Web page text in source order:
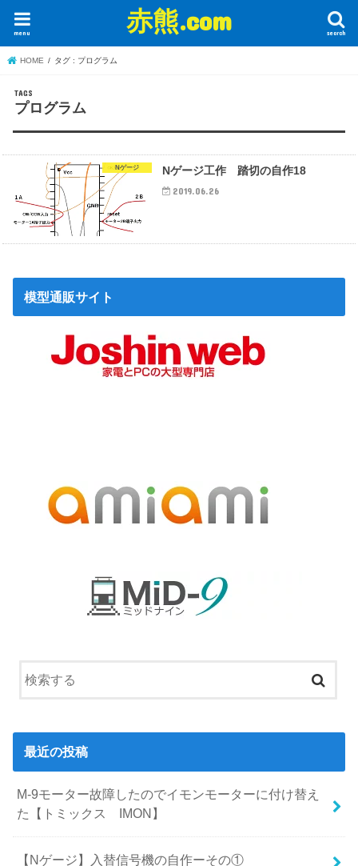
赤熊.com search
menu
HOME タグ : プログラム
プログラム
Nゲージ Nゲージ工作 踏切の自作18
2019.06.26
模型通販サイト
最近の投稿
M-9モーター故障したのでイモンモーターに付け替え
た【トミックス IMON】
【Nゲージ】入替信号機の自作ーその①